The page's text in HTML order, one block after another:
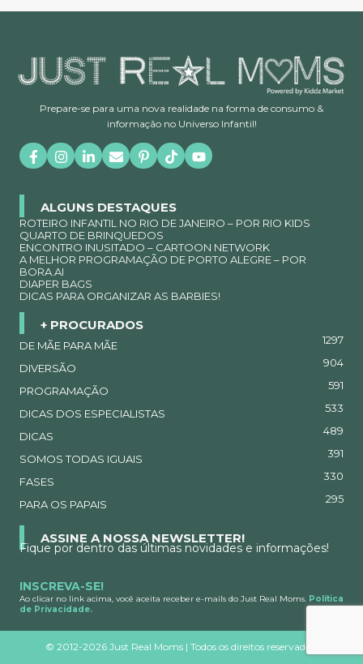
Prepare-se para uma nova realidade na forma de consumo &
informação no Universo Infantil!
ALGUNS DESTAQUES
ROTEIRO INFANTIL NO RIO DE JANEIRO – POR RIO KIDS
QUARTO DE BRINQUEDOS
ENCONTRO INUSITADO – CARTOON NETWORK
A MELHOR PROGRAMAÇÃO DE PORTO ALEGRE – POR
BORA.AI
DIAPER BAGS
DICAS PARA ORGANIZAR AS BARBIES!
+ PROCURADOS
DE MÃE PARA MÃE 1297
DIVERSÃO 904
PROGRAMAÇÃO 591
DICAS DOS ESPECIALISTAS 533
DICAS 489
SOMOS TODAS IGUAIS 391
FASES 330
PARA OS PAPAIS 295
ASSINE A NOSSA NEWSLETTER!
Fique por dentro das últimas novidades e informações!
INSCREVA-SE!
Ao clicar no link acima, você aceita receber e-mails do Just Real Moms. Política
de Privacidade.
© 2012-2026 Just Real Moms | Todos os direitos reservados.